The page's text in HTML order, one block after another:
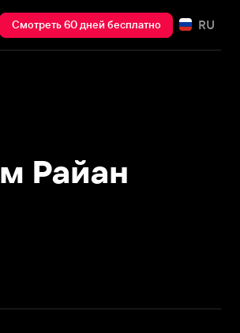
Смотреть 60 дней бесплатно RU
Райан